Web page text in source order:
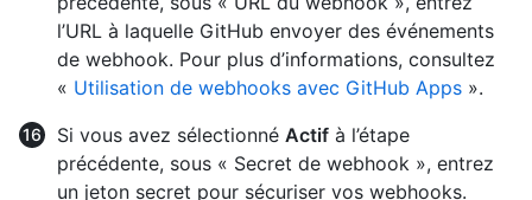
l’URL à laquelle GitHub envoyer des événements
de webhook. Pour plus d’informations, consultez
« Utilisation de webhooks avec GitHub Apps ».
Si vous avez sélectionné Actif à l’étape
précédente, sous « Secret de webhook », entrez
un jeton secret pour sécuriser vos webhooks.